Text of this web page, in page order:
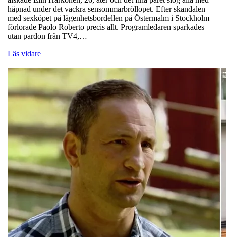
häpnad under det vackra sensommarbröllopet. Efter skandalen
med sexköpet på lägenhetsbordellen på Östermalm i Stockholm
förlorade Paolo Roberto precis allt. Programledaren sparkades
utan pardon från TV4,…
Läs vidare